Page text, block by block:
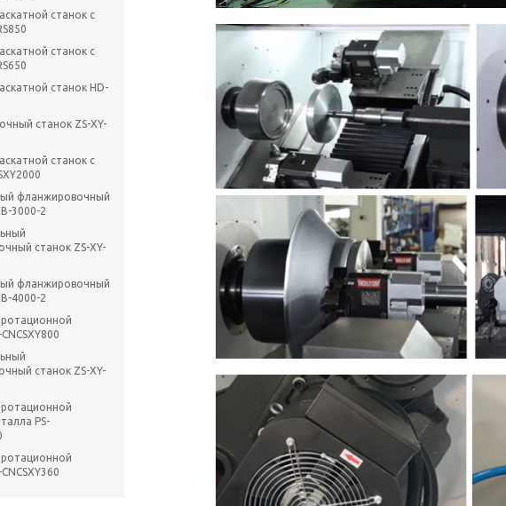
станок с
станок с
станок HD-
станок ZS-XY-
станок с
фланжировочный
3000-2
станок ZS-XY-
фланжировочный
4000-2
станок ZS-XY-
PS-